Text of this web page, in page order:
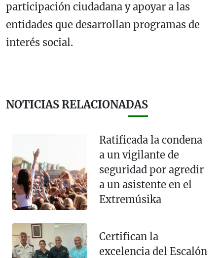
participación ciudadana y apoyar a las
entidades que desarrollan programas de
interés social.
NOTICIAS RELACIONADAS
Ratificada la condena
a un vigilante de
seguridad por agredir
a un asistente en el
Extremúsika
Certifican la
excelencia del Escalón